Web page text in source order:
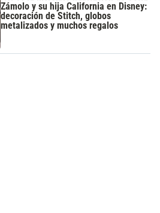
Zámolo y su hija California en Disney:
decoración de Stitch, globos
metalizados y muchos regalos